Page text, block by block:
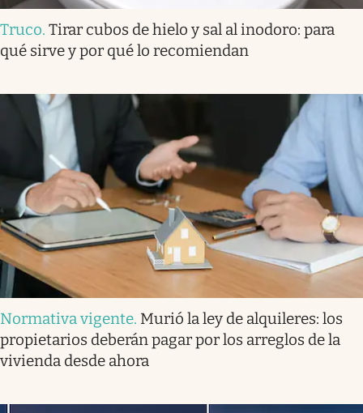
Truco. Tirar cubos de hielo y sal al inodoro: para
qué sirve y por qué lo recomiendan
Normativa vigente. Murió la ley de alquileres: los
propietarios deberán pagar por los arreglos de la
vivienda desde ahora